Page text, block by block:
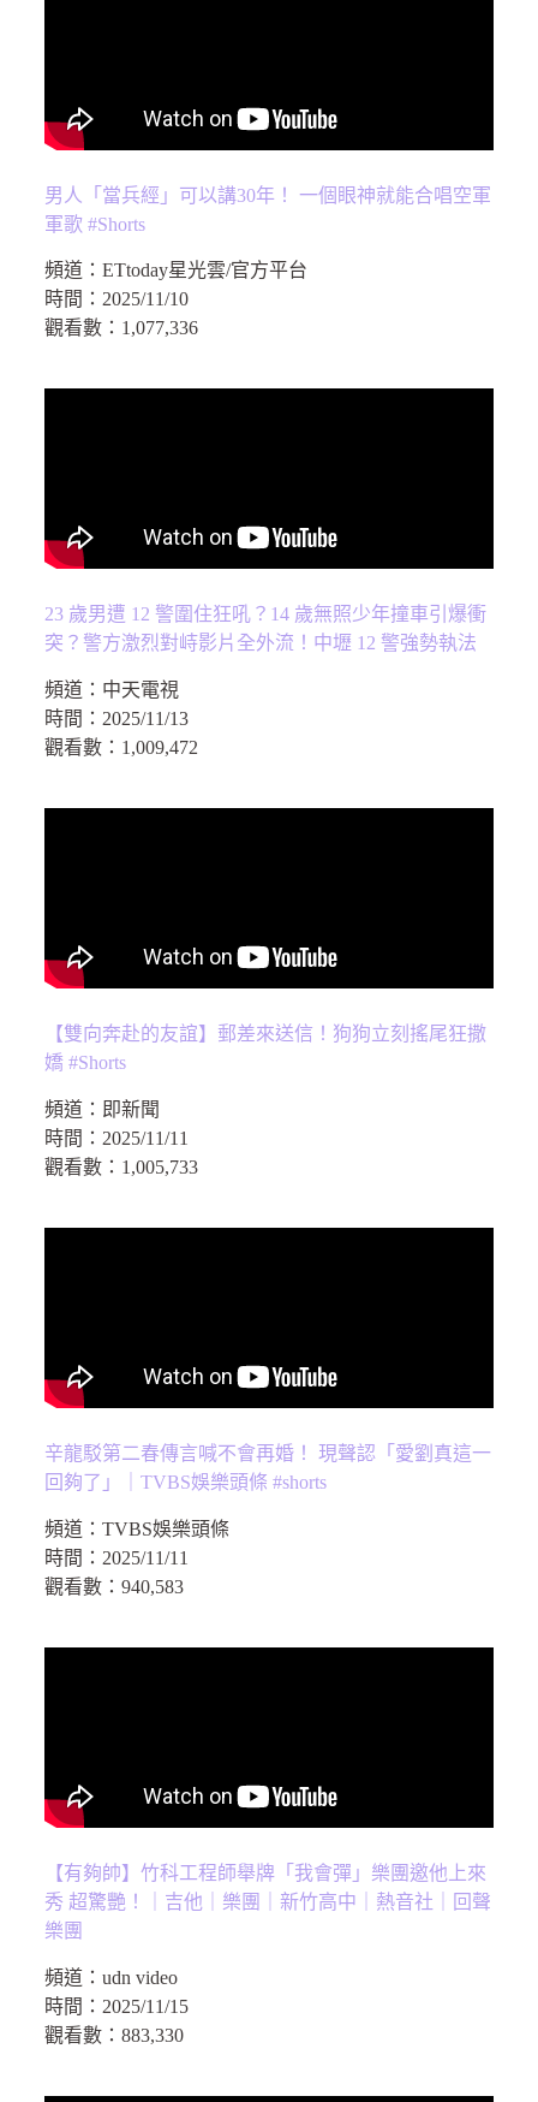
男人「當兵經」可以講30年！ 一個眼神就能合唱空軍
軍歌 #Shorts
頻道： ETtoday星光雲/官方平台
時間： 2025/11/10
觀看數： 1,077,336
23 歲男遭 12 警圍住狂吼？14 歲無照少年撞車引爆衝
突？警方激烈對峙影片全外流！中壢 12 警強勢執法
頻道： 中天電視
時間： 2025/11/13
觀看數： 1,009,472
【雙向奔赴的友誼】郵差來送信！狗狗立刻搖尾狂撒
嬌 #Shorts
頻道： 即新聞
時間： 2025/11/11
觀看數： 1,005,733
辛龍駁第二春傳言喊不會再婚！ 現聲認「愛劉真這一
回夠了」｜TVBS娛樂頭條 #shorts
頻道： TVBS娛樂頭條
時間： 2025/11/11
觀看數： 940,583
【有夠帥】竹科工程師舉牌「我會彈」樂團邀他上來
秀 超驚艷！｜吉他｜樂團｜新竹高中｜熱音社｜回聲
樂團
頻道： udn video
時間： 2025/11/15
觀看數： 883,330